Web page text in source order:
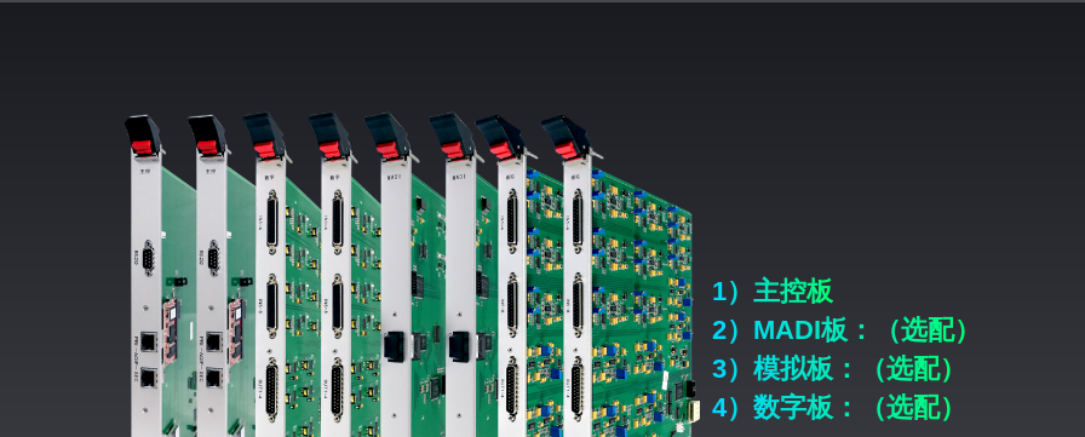
1）主控板
2）MADI板：（选配）
3）模拟板：（选配）
4）数字板：（选配）